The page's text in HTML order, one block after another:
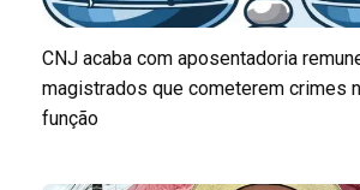
CNJ acaba com aposentadoria
magistrados que cometerem crimes
função